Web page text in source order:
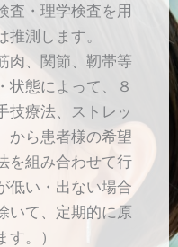
査・理学検査を用
測します。
肉、関節、靭帯等
状態によって、８
技療法、ストレッ
から患者様の希望
を組み合わせて行
低い・出ない場合
いて、定期的に原
。）